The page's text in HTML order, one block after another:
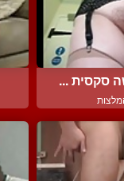
סקסית ...